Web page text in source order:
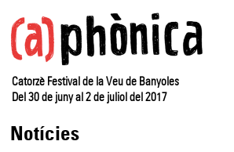
Catorzè Festival de la Veu de Banyoles
Del 30 de juny al 2 de juliol del 2017
Notícies